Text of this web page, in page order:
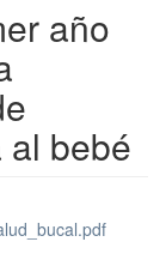
año
bebé